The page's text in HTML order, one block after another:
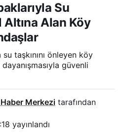
Su
Altına Alan Köy
taşkınını önleyen köy
güvenli
Merkezi tarafından
yayınlandı